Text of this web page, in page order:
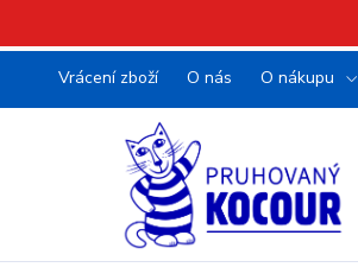
Vrácení zboží O nás O nákupu